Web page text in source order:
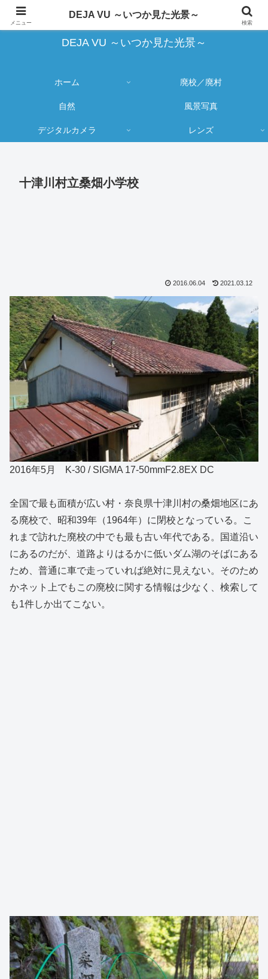
蔵出し写真の大売り出しとカメラ物欲のブログ
DEJA VU ～いつか見た光景～
ホーム 廃校／廃村
自然 風景写真
デジタルカメラ レンズ
十津川村立桑畑小学校
2016.06.04 2021.03.12
2016年5月 K-30 / SIGMA 17-50mmF2.8EX DC
全国で最も面積が広い村・奈良県十津川村の桑畑地区にあ
る廃校で、昭和39年（1964年）に閉校となっている。こ
れまで訪れた廃校の中でも最も古い年代である。国道沿い
にあるのだが、道路よりはるかに低いダム湖のそばにある
ため、普通に車で走っていれば絶対に見えない。そのため
かネット上でもこの廃校に関する情報は少なく、検索して
も1件しか出てこない。
メニュー
DEJA VU ～いつか見た光景～
検索